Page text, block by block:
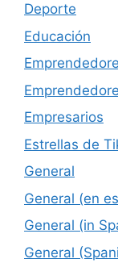
Deporte
Educación
Empresarios
Estrellas de
General
General (en
General (in
General